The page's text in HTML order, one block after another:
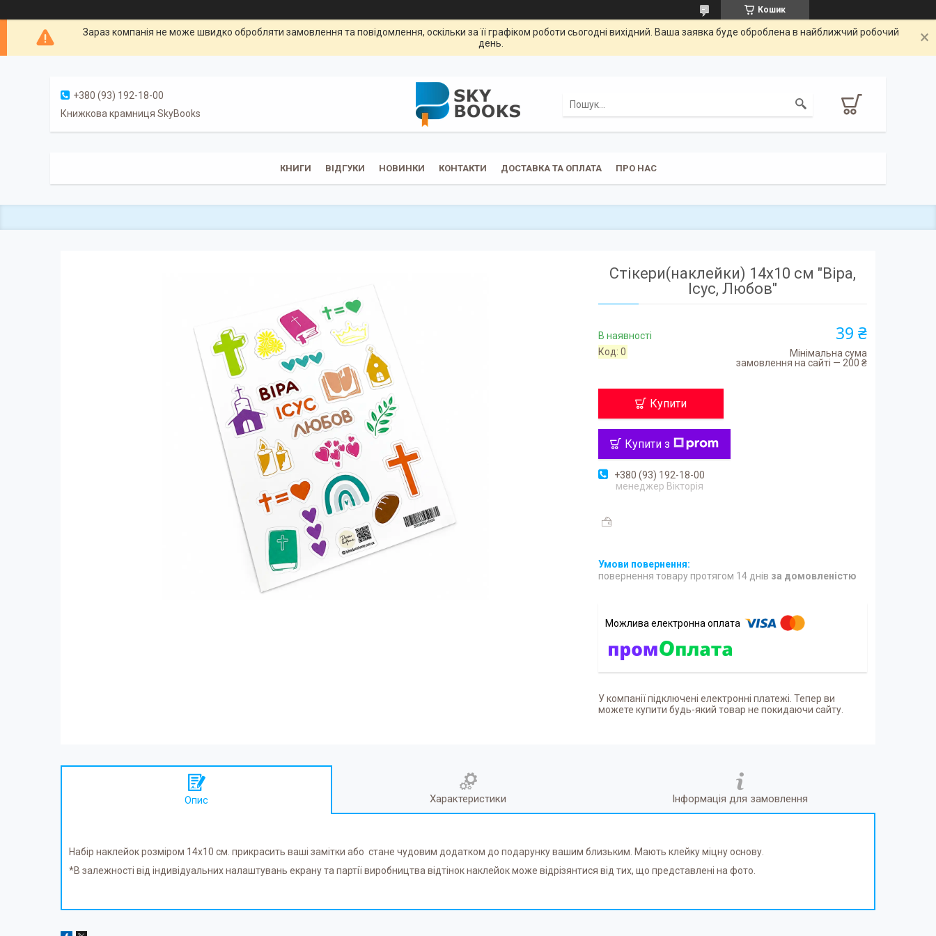
Кошик
Зараз компанія не може швидко обробляти замовлення та повідомлення, оскільки за її графіком роботи сьогодні вихідний. Ваша заявка буде оброблена в найближчий робочий
день.
+380 (93) 192-18-00
Книжкова крамниця SkyBooks
КНИГИ ВІДГУКИ НОВИНКИ КОНТАКТИ ДОСТАВКА ТА ОПЛАТА ПРО НАС
Стікери(наклейки) 14х10 см "Віра,
Ісус, Любов"
В наявності
Код:0
39 ₴
Мінімальна сума
замовлення на сайті — 200 ₴
Купити
Купити з
+380 (93) 192-18-00
менеджер Вікторія
повернення товару протягом 14 днів за домовленістю
У компанії підключені електронні платежі. Тепер ви
можете купити будь-який товар не покидаючи сайту.
Опис Характеристики Інформація для замовлення
Набір наклейок розміром 14х10 см. прикрасить ваші замітки або стане чудовим додатком до подарунку вашим близьким. Мають клейку міцну основу.
*В залежності від індивідуальних налаштувань екрану та партії виробництва відтінок наклейок може відрізянтися від тих, що представлені на фото.